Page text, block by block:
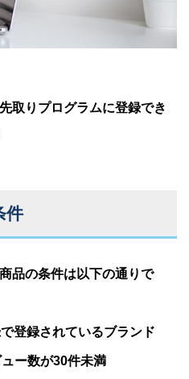
取りプログラムに登録でき
件
品の条件は以下の通りで
登録されているブランド
ー数が30件未満